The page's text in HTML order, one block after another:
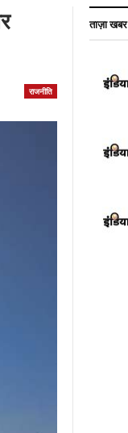
राजनीति
ताज़ा खबर
हवाई हमलों से फिर दहला